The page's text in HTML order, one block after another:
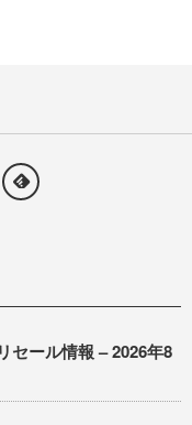
セール情報 – 2026年8